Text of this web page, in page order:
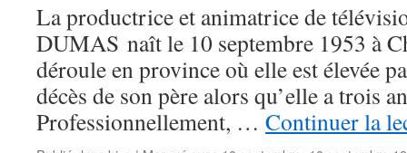
La productrice et animatrice de
DUMAS naît le 10 septembre 1953 à
déroule en province où elle est élevée
décès de son père alors qu’elle a trois
Professionnellement, … Continuer la